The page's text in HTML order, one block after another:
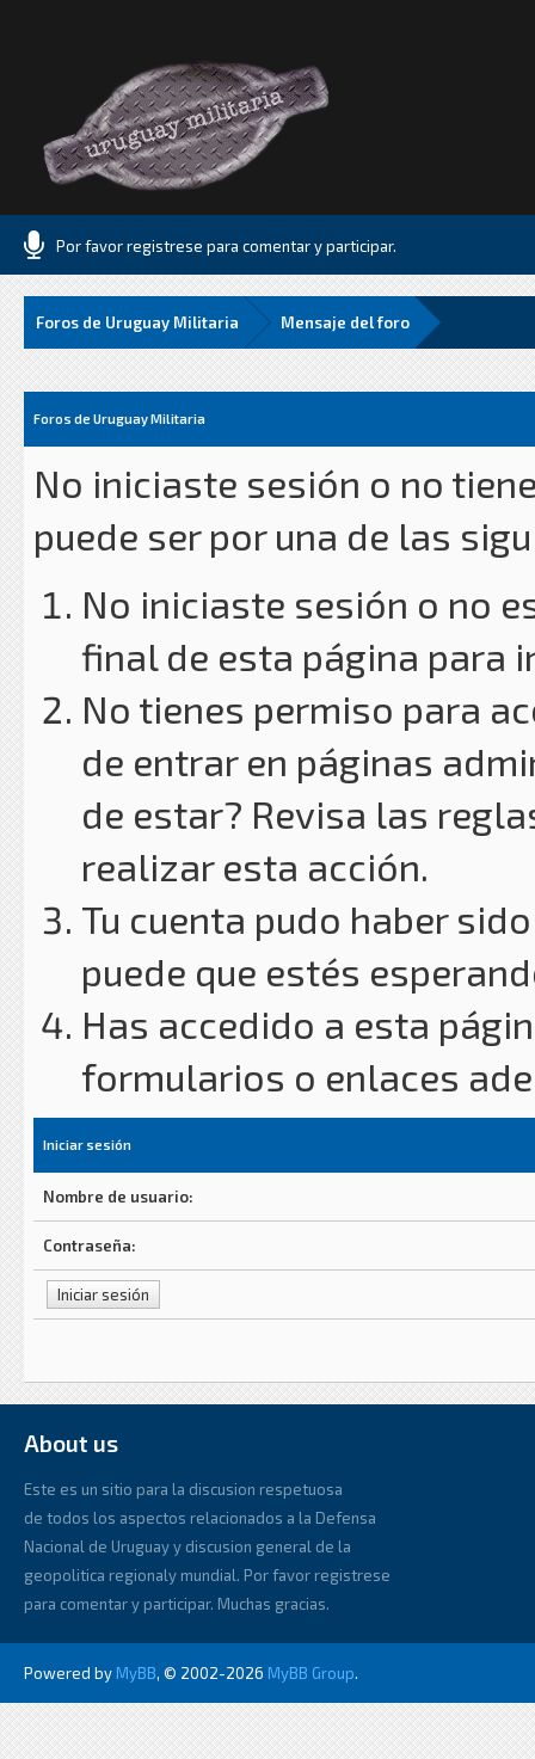
Por favor registrese para comentar y participar.
Foros de Uruguay Militaria Mensaje del foro
Foros de Uruguay Militaria
No iniciaste sesión o no
puede ser por una de las
No iniciaste sesión o no
final de esta página para
No tienes permiso para
de entrar en páginas
de estar? Revisa las
realizar esta acción.
Tu cuenta pudo haber
puede que estés
Has accedido a esta
formularios o enlaces
Iniciar sesión
Nombre de usuario:
Contraseña:
About us
Este es un sitio para la discusion respetuosa
de todos los aspectos relacionados a la Defensa
Nacional de Uruguay y discusion general de la
geopolitica regionaly mundial. Por favor registrese
para comentar y participar. Muchas gracias.
Powered by MyBB, © 2002-2026 MyBB Group.